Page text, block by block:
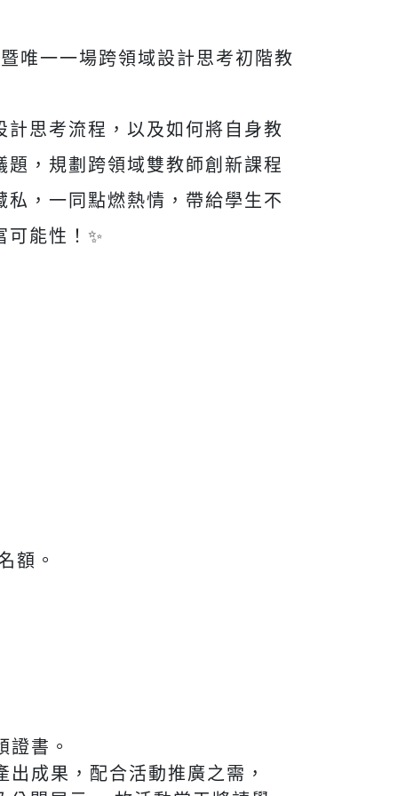
唯一一場跨領域設計思考初階教
計思考流程，以及如何將自身教
題，規劃跨領域雙教師創新課程
，一同點燃熱情，帶給學生不
能性！✨
額。
書。
出成果，配合活動推廣之需，